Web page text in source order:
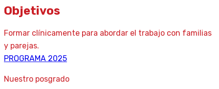
Objetivos
Formar clínicamente para abordar el trabajo con familias
y parejas.
PROGRAMA 2025
Nuestro posgrado